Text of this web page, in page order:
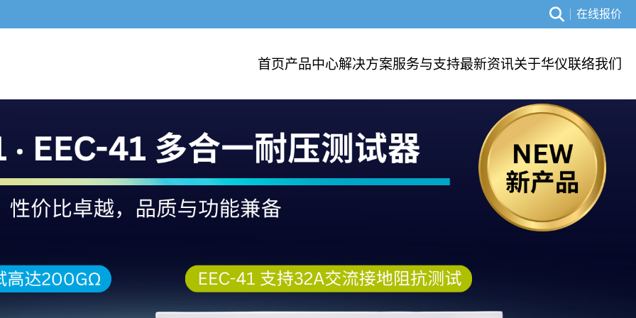
在线报价
首页产品中心解决方案服务与支持最新资讯关于华仪联络我们